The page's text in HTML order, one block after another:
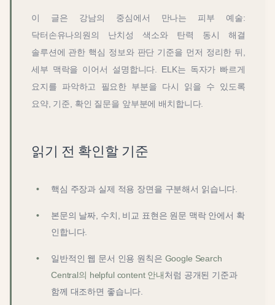
이 글은 강남의 중심에서 만나는 피부 예술:
닥터손유나의원의 난치성 색소와 탄력 동시 해결
솔루션에 관한 핵심 정보와 판단 기준을 먼저 정리한 뒤,
세부 맥락을 이어서 설명합니다. ELK는 독자가 빠르게
요지를 파악하고 필요한 부분을 다시 읽을 수 있도록
요약, 기준, 확인 질문을 앞부분에 배치합니다.
읽기 전 확인할 기준
핵심 주장과 실제 적용 장면을 구분해서 읽습니다.
본문의 날짜, 수치, 비교 표현은 원문 맥락 안에서 확
인합니다.
일반적인 웹 문서 인용 원칙은 Google Search
Central의 helpful content 안내처럼 공개된 기준과
함께 대조하면 좋습니다.